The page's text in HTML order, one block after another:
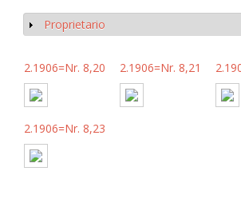
Mostrar
Proprietario
2.1906=Nr. 8,20 2.1906=Nr. 8,21
2.1906=Nr. 8,23